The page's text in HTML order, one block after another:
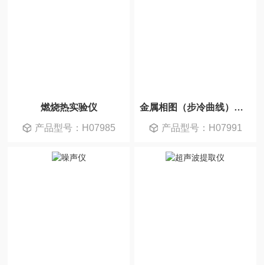
燃烧热实验仪
产品型号：H07985
金属相图（步冷曲线）实验装置
产品型号：H07991